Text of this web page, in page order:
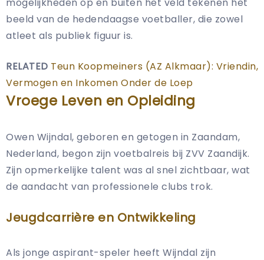
beeld van de hedendaagse voetballer, die zowel
atleet als publiek figuur is.
RELATED Teun Koopmeiners (AZ Alkmaar): Vriendin,
Vermogen en Inkomen Onder de Loep
Vroege Leven en Opleiding
Owen Wijndal, geboren en getogen in Zaandam,
Nederland, begon zijn voetbalreis bij ZVV Zaandijk.
Zijn opmerkelijke talent was al snel zichtbaar, wat
de aandacht van professionele clubs trok.
Jeugdcarrière en Ontwikkeling
Als jonge aspirant-speler heeft Wijndal zijn